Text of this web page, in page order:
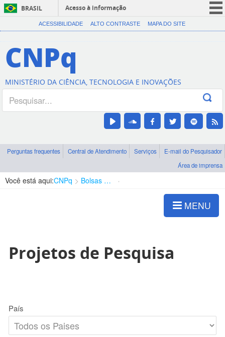
BRASIL
Acesso à informação
CORONAVÍRUS (COVID-19)
Canais
ACESSIBILIDADE ALTO CONTRASTE MAPA DO SITE
CNPq
MINISTÉRIO DA CIÊNCIA, TECNOLOGIA E INOVAÇÕES
Perguntas frequentes Central de Atendimento Serviços
E-mail do Pesquisador
Área de imprensa
Você está aqui:CNPq Bolsas e Auxílios Vigentes
MENU
Projetos de Pesquisa
País